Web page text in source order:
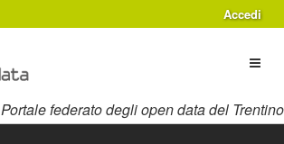
Accedi
Portale federato degli open data del Trentino